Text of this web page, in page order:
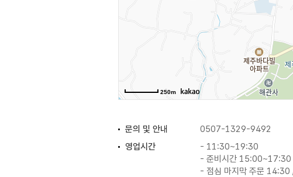
250m
문의 및 안내 0507-1329-9492
영업시간
- 11:30~19:30
- 준비시간 15:00~17:30
- 점심 마지막 주문